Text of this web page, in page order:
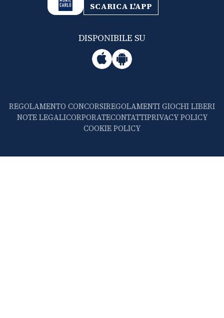
SCARICA L'APP
DISPONIBILE SU
REGOLAMENTO CONCORSIREGOLAMENTI GIOCHI LIBERI
NOTE LEGALICORPORATECONTATTIPRIVACY POLICY
COOKIE POLICY